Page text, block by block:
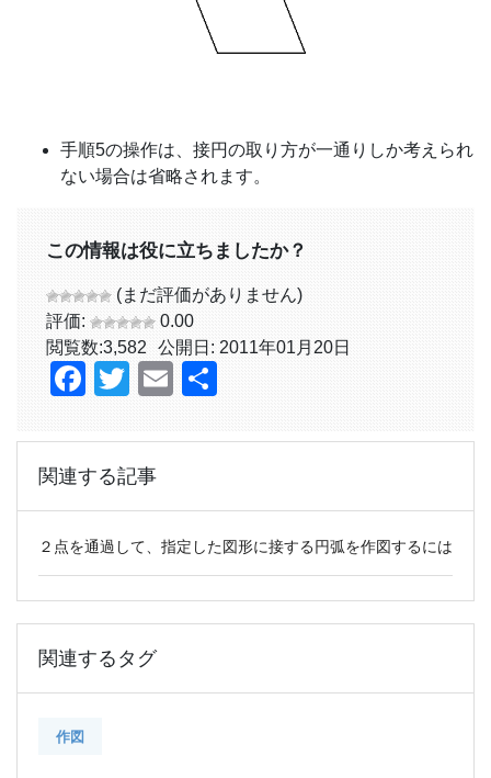
手順5の操作は、接円の取り方が一通りしか考えられ
ない場合は省略されます。
この情報は役に立ちましたか？
(まだ評価がありません)
評価:
0.00
閲覧数:3,582 公開日: 2011年01月20日
Facebook
TwitterEmail
関連する記事
２点を通過して、指定した図形に接する円弧を作図するには
関連するタグ
作図